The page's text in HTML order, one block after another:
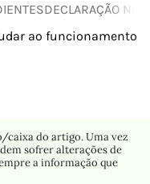
DECLARAÇÃO
ao funcionamento
do artigo. Uma vez
sofrer alterações de
a informação que